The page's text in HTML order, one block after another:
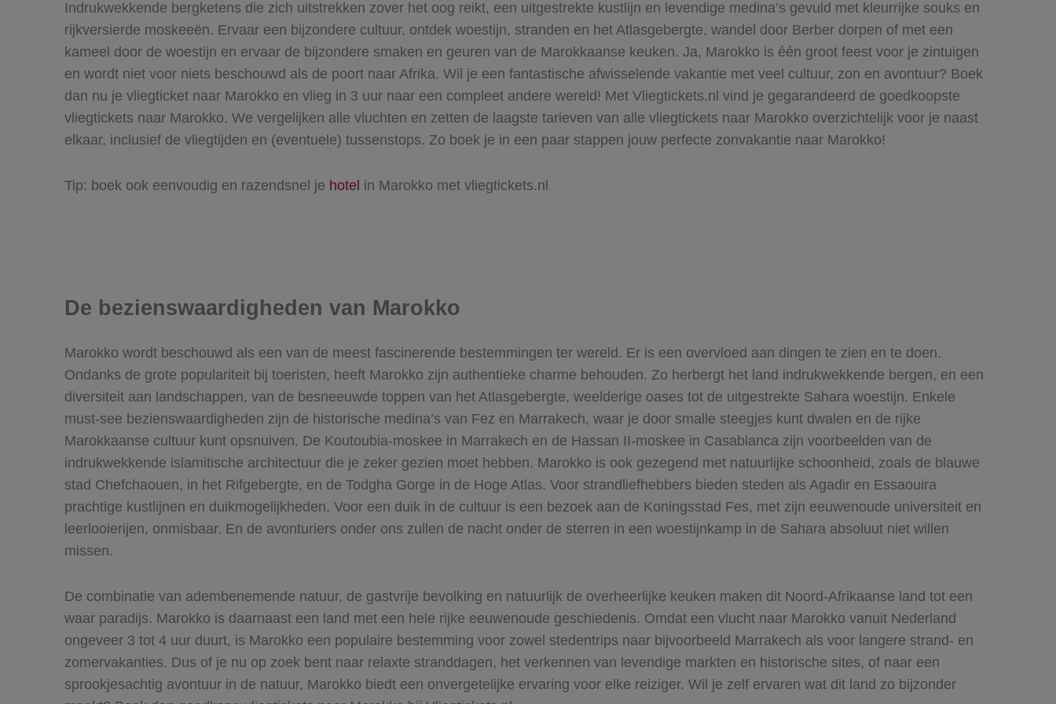
Indrukwekkende bergketens die zich uitstrekken zover het oog reikt, een uitgestrekte kustlijn en levendige medina’s gevuld met kleurrijke souks en
rijkversierde moskeeën. Ervaar een bijzondere cultuur, ontdek woestijn, stranden en het Atlasgebergte, wandel door Berber dorpen of met een
kameel door de woestijn en ervaar de bijzondere smaken en geuren van de Marokkaanse keuken. Ja, Marokko is één groot feest voor je zintuigen
en wordt niet voor niets beschouwd als de poort naar Afrika. Wil je een fantastische afwisselende vakantie met veel cultuur, zon en avontuur? Boek
dan nu je vliegticket naar Marokko en vlieg in 3 uur naar een compleet andere wereld! Met Vliegtickets.nl vind je gegarandeerd de goedkoopste
vliegtickets naar Marokko. We vergelijken alle vluchten en zetten de laagste tarieven van alle vliegtickets naar Marokko overzichtelijk voor je naast
elkaar, inclusief de vliegtijden en (eventuele) tussenstops. Zo boek je in een paar stappen jouw perfecte zonvakantie naar Marokko!
Tip: boek ook eenvoudig en razendsnel je hotel in Marokko met vliegtickets.nl
De bezienswaardigheden van Marokko
Marokko wordt beschouwd als een van de meest fascinerende bestemmingen ter wereld. Er is een overvloed aan dingen te zien en te doen.
Ondanks de grote populariteit bij toeristen, heeft Marokko zijn authentieke charme behouden. Zo herbergt het land indrukwekkende bergen, en een
diversiteit aan landschappen, van de besneeuwde toppen van het Atlasgebergte, weelderige oases tot de uitgestrekte Sahara woestijn. Enkele
must-see bezienswaardigheden zijn de historische medina’s van Fez en Marrakech, waar je door smalle steegjes kunt dwalen en de rijke
Marokkaanse cultuur kunt opsnuiven. De Koutoubia-moskee in Marrakech en de Hassan II-moskee in Casablanca zijn voorbeelden van de
indrukwekkende islamitische architectuur die je zeker gezien moet hebben. Marokko is ook gezegend met natuurlijke schoonheid, zoals de blauwe
stad Chefchaouen, in het Rifgebergte, en de Todgha Gorge in de Hoge Atlas. Voor strandliefhebbers bieden steden als Agadir en Essaouira
prachtige kustlijnen en duikmogelijkheden. Voor een duik in de cultuur is een bezoek aan de Koningsstad Fes, met zijn eeuwenoude universiteit en
leerlooierijen, onmisbaar. En de avonturiers onder ons zullen de nacht onder de sterren in een woestijnkamp in de Sahara absoluut niet willen
missen.
De combinatie van adembenemende natuur, de gastvrije bevolking en natuurlijk de overheerlijke keuken maken dit Noord-Afrikaanse land tot een
waar paradijs. Marokko is daarnaast een land met een hele rijke eeuwenoude geschiedenis. Omdat een vlucht naar Marokko vanuit Nederland
ongeveer 3 tot 4 uur duurt, is Marokko een populaire bestemming voor zowel stedentrips naar bijvoorbeeld Marrakech als voor langere strand- en
zomervakanties. Dus of je nu op zoek bent naar relaxte stranddagen, het verkennen van levendige markten en historische sites, of naar een
sprookjesachtig avontuur in de natuur, Marokko biedt een onvergetelijke ervaring voor elke reiziger. Wil je zelf ervaren wat dit land zo bijzonder